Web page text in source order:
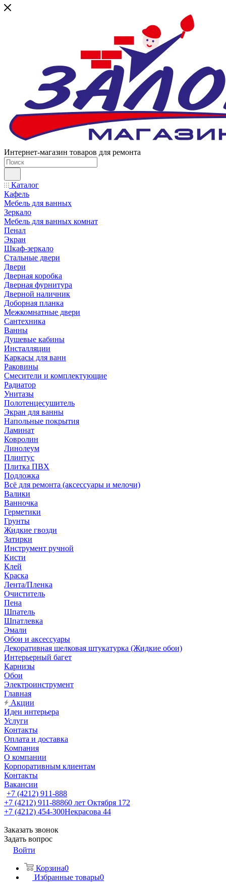
Интернет-магазин товаров для ремонта
Каталог
Кафель
Мебель для ванных
Зеркало
Мебель для ванных комнат
Пенал
Экран
Шкаф-зеркало
Стальные двери
Двери
Дверная коробка
Дверная фурнитура
Дверной наличник
Доборная планка
Межкомнатные двери
Сантехника
Ванны
Душевые кабины
Инсталляции
Каркасы для ванн
Раковины
Смесители и комплектующие
Радиатор
Унитазы
Полотенцесушитель
Экран для ванны
Напольные покрытия
Ламинат
Ковролин
Линолеум
Плинтус
Плитка ПВХ
Подложка
Всё для ремонта (аксессуары и мелочи)
Валики
Ванночка
Герметики
Грунты
Жидкие гвозди
Затирки
Инструмент ручной
Кисти
Клей
Краска
Лента/Пленка
Очиститель
Пена
Шпатель
Шпатлевка
Эмали
Обои и аксессуары
Декоративная шелковая штукатурка (Жидкие обои)
Интерьерный багет
Карнизы
Обои
Электроинструмент
Главная
Акции
Идеи интерьера
Услуги
Контакты
Оплата и доставка
Компания
О компании
Корпоративным клиентам
Контакты
Вакансии
+7 (4212) 911-888
+7 (4212) 911-88860 лет Октября 172
+7 (4212) 454-300Некрасова 44
Заказать звонок
Задать вопрос
Войти
Корзина0
Избранные товары0